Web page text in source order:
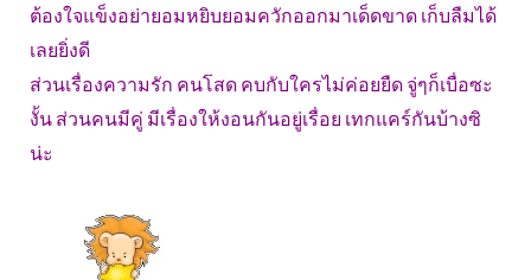
ต้องใจแข็งอย่ายอมหยิบยอมควักออกมาเด็ดขาด เก็บลืมได้
เลยยิ่งดี
ส่วนเรื่องความรัก คนโสด คบกับใครไม่ค่อยยืด จู่ๆก็เบื่อซะ
งั้น ส่วนคนมีคู่ มีเรื่องให้งอนกันอยู่เรื่อย เทกแคร์กันบ้างซิ
น่ะ